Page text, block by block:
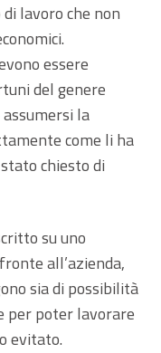
lavoro che non
essere
del genere
la
come li ha
chiesto di
su uno
all’azienda,
sia di possibilità
per poter lavorare
evitato.